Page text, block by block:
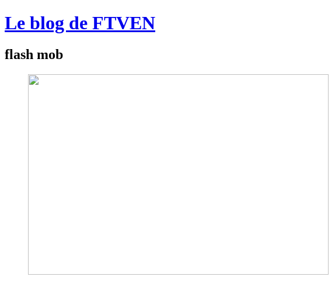
Le blog de FTVEN
flash mob